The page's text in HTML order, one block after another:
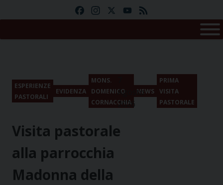
FacebookInstagramYouTube
ESPERIENZE
PASTORALI
EVIDENZA
MONS.
DOMENICO
CORNACCHIA
NEWS
PRIMA
VISITA
PASTORALE
Agosto
2026
Visita pastorale
alla parrocchia
Madonna della